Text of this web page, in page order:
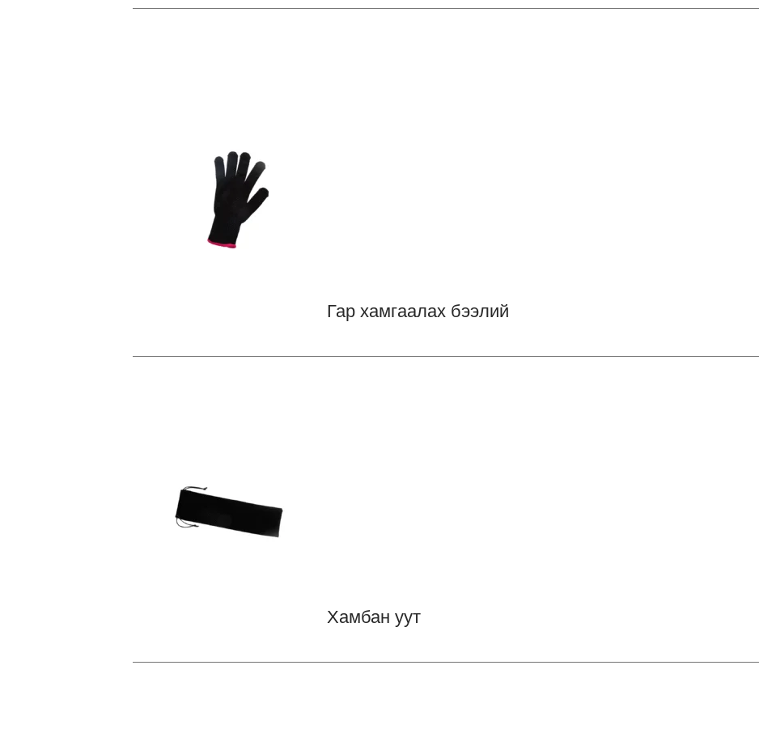
Гар хамгаалах бээлий
Хамбан уут